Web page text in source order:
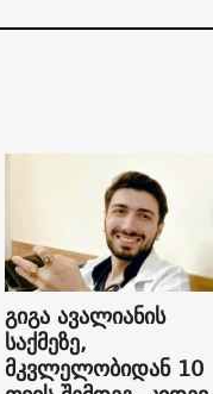
გიგა ავალიანის
საქმეზე,
მკვლელობიდან 10